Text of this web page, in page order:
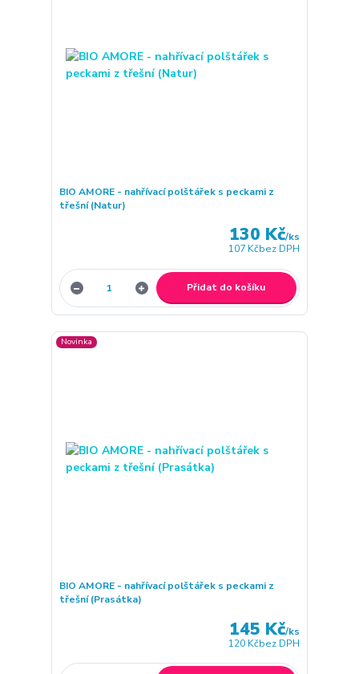
BIO AMORE - nahřívací polštářek s peckami z
třešní (Natur)
130 Kč/ks
107 Kčbez DPH
Přidat do košíku
Novinka
BIO AMORE - nahřívací polštářek s peckami z
třešní (Prasátka)
145 Kč/ks
120 Kčbez DPH